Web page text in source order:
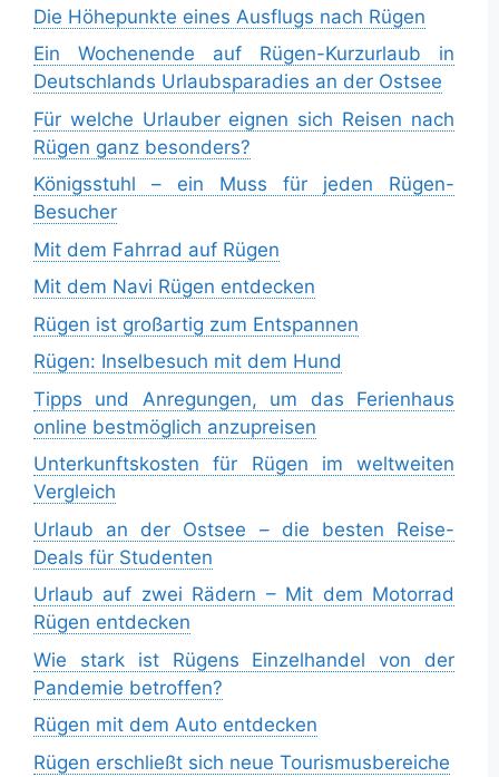
Die Höhepunkte eines Ausflugs nach Rügen
Ein Wochenende auf Rügen-Kurzurlaub in
Deutschlands Urlaubsparadies an der Ostsee
Für welche Urlauber eignen sich Reisen nach
Rügen ganz besonders?
Königsstuhl – ein Muss für jeden Rügen-
Besucher
Mit dem Fahrrad auf Rügen
Mit dem Navi Rügen entdecken
Rügen ist großartig zum Entspannen
Rügen: Inselbesuch mit dem Hund
Tipps und Anregungen, um das Ferienhaus
online bestmöglich anzupreisen
Unterkunftskosten für Rügen im weltweiten
Vergleich
Urlaub an der Ostsee – die besten Reise-
Deals für Studenten
Urlaub auf zwei Rädern – Mit dem Motorrad
Rügen entdecken
Wie stark ist Rügens Einzelhandel von der
Pandemie betroffen?
Rügen mit dem Auto entdecken
Rügen erschließt sich neue Tourismusbereiche